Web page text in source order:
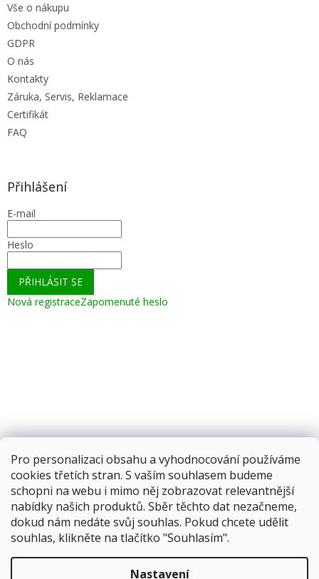
Pro personalizaci obsahu a vyhodnocování používáme
cookies třetích stran. S vaším souhlasem budeme
schopni na webu i mimo něj zobrazovat relevantnější
nabídky našich produktů. Sběr těchto dat nezačneme,
dokud nám nedáte svůj souhlas. Pokud chcete udělit
souhlas, klikněte na tlačítko "Souhlasím".
Nastavení
Vše o nákupu
Obchodní podmínky
GDPR
O nás
Kontakty
Záruka, Servis, Reklamace
Certifikát
FAQ
Přihlášení
E-mail
Heslo
PŘIHLÁSIT SE
Nová registraceZapomenuté heslo